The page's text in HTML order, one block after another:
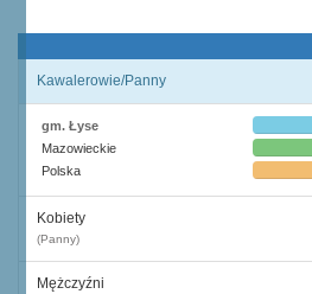
Kawalerowie/Panny
gm. Łyse
Mazowieckie
Polska
Kobiety
(Panny)
Mężczyźni